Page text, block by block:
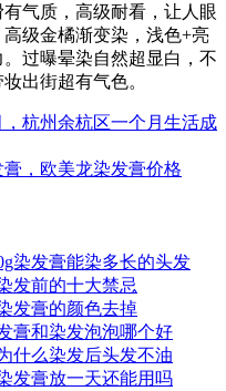
气质，高级耐看，让人眼
级金橘渐变染，浅色+亮
过曝晕染自然超显白，不
出街超有气色。
杭州余杭区一个月生活成
，欧美龙染发膏价格
染发膏能染多长的头发
发前的十大禁忌
发膏的颜色去掉
膏和染发泡泡哪个好
什么染发后头发不油
发膏放一天还能用吗